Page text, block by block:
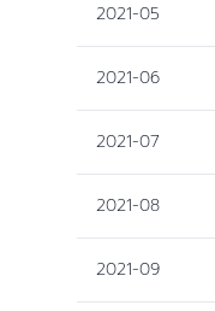
2021-05
2021-06
2021-07
2021-08
2021-09